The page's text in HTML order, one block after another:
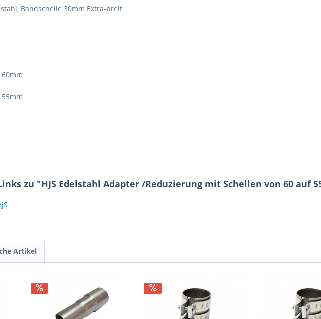
Bandschelle 30mm Extra-breit
zu "HJS Edelstahl Adapter /Reduzierung mit Schellen von 60 auf
Artikel